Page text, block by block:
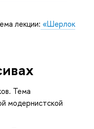
лекции: «Шерлок
Тема
модернистской